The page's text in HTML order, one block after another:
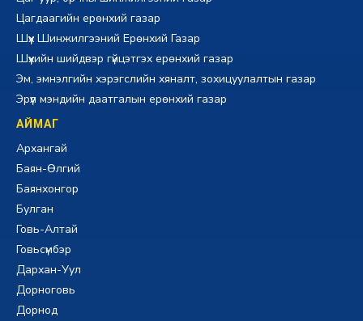
Цагдаагийн ерөнхий газар
Шүүх Шинжилгээний Ерөнхий Газар
Шүүхийн шийдвэр гүйцэтгэх ерөнхий газар
Эм, эмнэлгийн хэрэгслийн хяналт, зохицуулалтын газар
Эрүүл мэндийн даатгалын ерөнхий газар
АЙМАГ
Архангай
Баян-Өлгий
Баянхонгор
Булган
Говь-Алтай
Говьсүмбэр
Дархан-Уул
Дорноговь
Дорнод